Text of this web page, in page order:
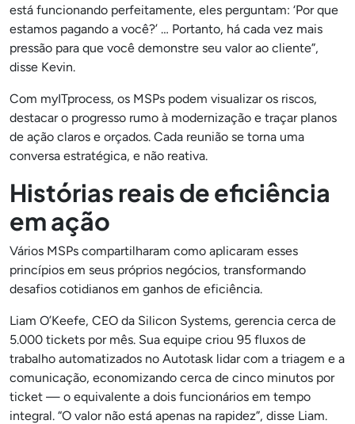
está funcionando perfeitamente, eles perguntam: ‘Por que
estamos pagando a você?’ … Portanto, há cada vez mais
pressão para que você demonstre seu valor ao cliente”,
disse Kevin.
Com myITprocess, os MSPs podem visualizar os riscos,
destacar o progresso rumo à modernização e traçar planos
de ação claros e orçados. Cada reunião se torna uma
conversa estratégica, e não reativa.
Histórias reais de eficiência
em ação
Vários MSPs compartilharam como aplicaram esses
princípios em seus próprios negócios, transformando
desafios cotidianos em ganhos de eficiência.
Liam O’Keefe, CEO da Silicon Systems, gerencia cerca de
5.000 tickets por mês. Sua equipe criou 95 fluxos de
trabalho automatizados no Autotask lidar com a triagem e a
comunicação, economizando cerca de cinco minutos por
ticket — o equivalente a dois funcionários em tempo
integral. “O valor não está apenas na rapidez”, disse Liam.